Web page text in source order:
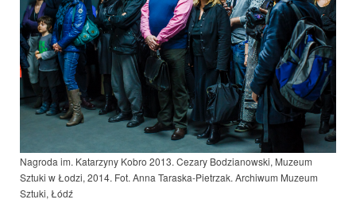
Nagroda im. Katarzyny Kobro 2013. Cezary Bodzianowski, Muzeum
Sztuki w Łodzi, 2014. Fot. Anna Taraska-Pietrzak. Archiwum Muzeum
Sztuki, Łódź